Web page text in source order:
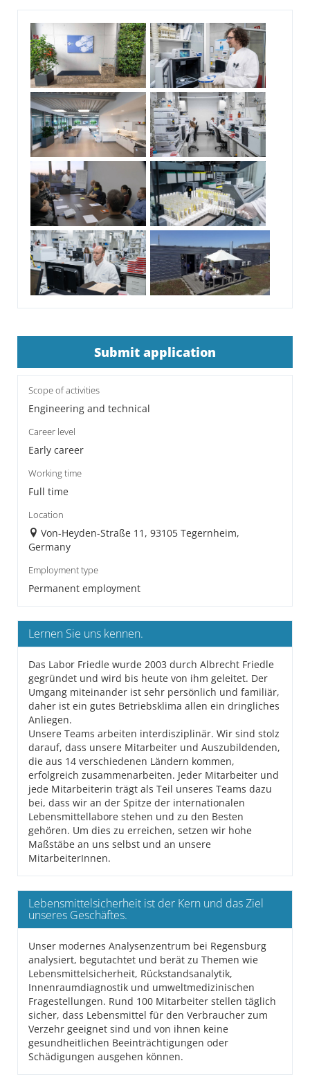
Submit application
Scope of activities
Engineering and technical
Career level
Early career
Working time
Full time
Location
Von-Heyden-Straße 11, 93105 Tegernheim,
Germany
Employment type
Permanent employment
Lernen Sie uns kennen.
Das Labor Friedle wurde 2003 durch Albrecht Friedle
gegründet und wird bis heute von ihm geleitet. Der
Umgang miteinander ist sehr persönlich und familiär,
daher ist ein gutes Betriebsklima allen ein dringliches
Anliegen.
Unsere Teams arbeiten interdisziplinär. Wir sind stolz
darauf, dass unsere Mitarbeiter und Auszubildenden,
die aus 14 verschiedenen Ländern kommen,
erfolgreich zusammenarbeiten. Jeder Mitarbeiter und
jede Mitarbeiterin trägt als Teil unseres Teams dazu
bei, dass wir an der Spitze der internationalen
Lebensmittellabore stehen und zu den Besten
gehören. Um dies zu erreichen, setzen wir hohe
Maßstäbe an uns selbst und an unsere
MitarbeiterInnen.
Lebensmittelsicherheit ist der Kern und das Ziel
unseres Geschäftes.
Unser modernes Analysenzentrum bei Regensburg
analysiert, begutachtet und berät zu Themen wie
Lebensmittelsicherheit, Rückstandsanalytik,
Innenraumdiagnostik und umweltmedizinischen
Fragestellungen. Rund 100 Mitarbeiter stellen täglich
sicher, dass Lebensmittel für den Verbraucher zum
Verzehr geeignet sind und von ihnen keine
gesundheitlichen Beeinträchtigungen oder
Schädigungen ausgehen können.